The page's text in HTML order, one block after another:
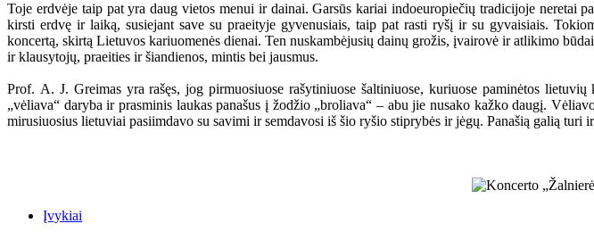
Toje erdvėje taip pat yra daug vietos menui ir dainai. Garsūs kariai indoeuropiečių tradicijoje neretai
kirsti erdvę ir laiką, susiejant save su praeityje gyvenusiais, taip pat rasti ryšį ir su gyvaisiais.
koncertą, skirtą Lietuvos kariuomenės dienai. Ten nuskambėjusių dainų grožis, įvairovė ir atlikimo
ir klausytojų, praeities ir šiandienos, mintis bei jausmus.
Prof. A. J. Greimas yra rašęs, jog pirmuosiuose rašytiniuose šaltiniuose, kuriuose paminėtos
„vėliava“ daryba ir prasminis laukas panašus į žodžio „broliava“ – abu jie nusako kažko daugį.
mirusiuosius lietuviai pasiimdavo su savimi ir semdavosi iš šio ryšio stiprybės ir jėgų. Panašią galią
Įvykiai